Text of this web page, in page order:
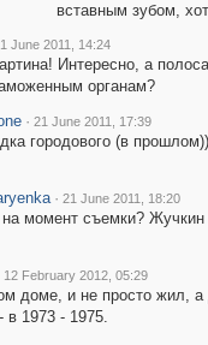
вставным зубом,
June 2011, 14:24
Интересно, а
органам?
· 21 June 2011, 17:39
городового (в
· 21 June 2011, 18:20
момент съемки?
12 February 2012, 05:29
доме, и не просто жил, а
в 1973 - 1975.